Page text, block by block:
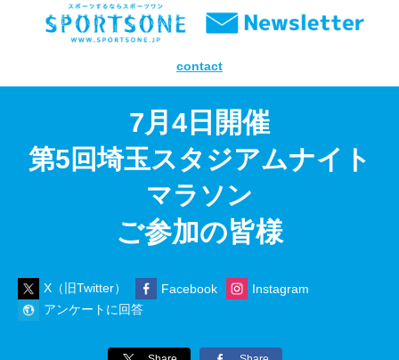
contact
7月4日開催
第5回埼玉スタジアムナイト
マラソン
ご参加の皆様
X（旧Twitter） Facebook
Instagram
アンケートに回答